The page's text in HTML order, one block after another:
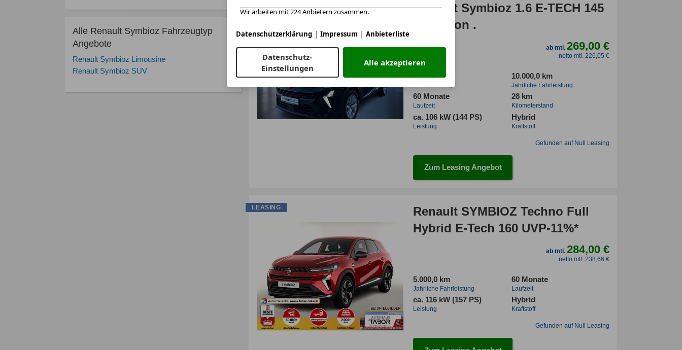
Alle Renault Symbioz Fahrzeugtyp
Angebote
Renault Symbioz Limousine
Renault Symbioz SUV
Renault Symbioz 1.6 E-TECH 145
Evolution .
ab mtl.269,00 €
netto mtl. 226,05 €
6.2025
Erstzulassung
10.000,0 km
Jahrliche Fahrleistung
60 Monate
Laufzeit
28 km
Kilometerstand
ca. 106 kW (144 PS)
Leistung
Hybrid
Kraftstoff
Gefunden auf Null Leasing
Zum Leasing Angebot
Renault SYMBIOZ Techno Full
Hybrid E-Tech 160 UVP-11%*
ab mtl.284,00 €
netto mtl. 238,66 €
5.000,0 km
Jahrliche Fahrleistung
60 Monate
Laufzeit
ca. 116 kW (157 PS)
Leistung
Hybrid
Kraftstoff
Gefunden auf Null Leasing
LEASING
Wir arbeiten mit 224 Anbietern zusammen.
Datenschutzerklärung | Impressum | Anbieterliste
Datenschutz-
Einstellungen
Alle akzeptieren